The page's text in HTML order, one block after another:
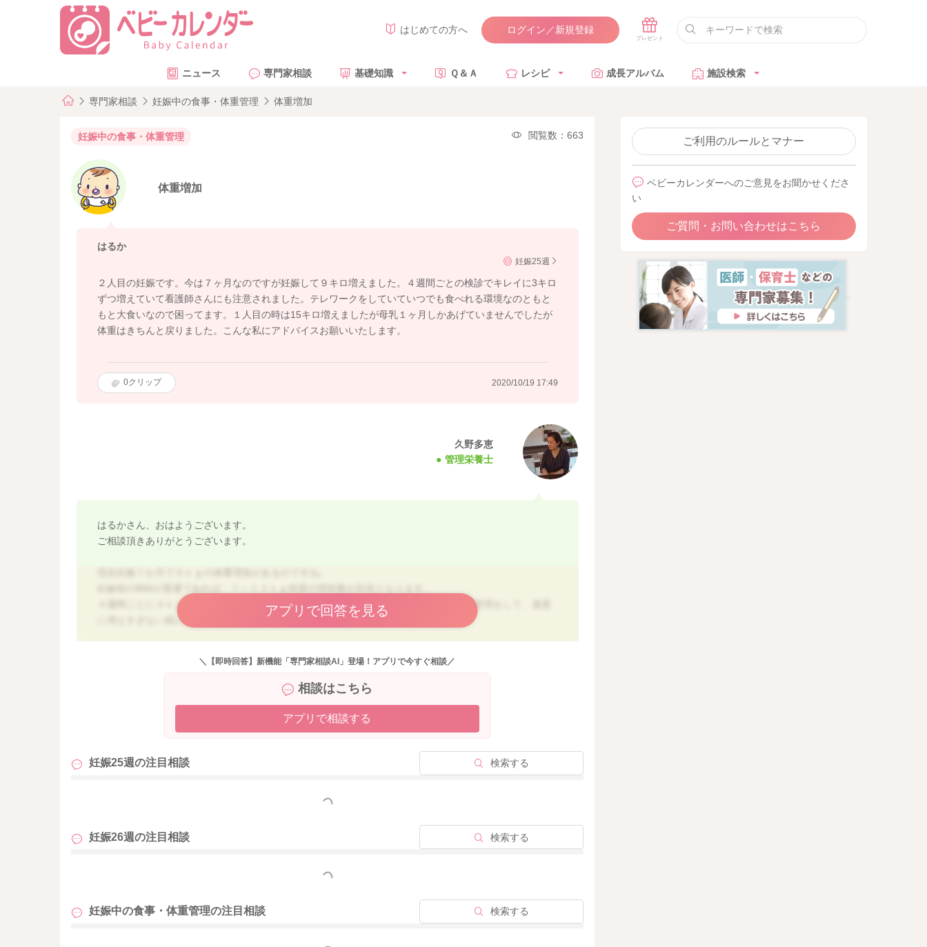
はじめての方へ ログイン／新規登録
ニュース 専門家相談 基礎知識 Ｑ＆Ａ レシピ 成長アルバム 施設検索
専門家相談 妊娠中の食事・体重管理 体重増加
妊娠中の食事・体重管理 閲覧数：663
体重増加
はるか
妊娠25週
２人目の妊娠です。今は７ヶ月なのですが妊娠して９キロ増えました。４週間ごとの検診でキレイに3キロ
ずつ増えていて看護師さんにも注意されました。テレワークをしていていつでも食べれる環境なのともと
もと大食いなので困ってます。１人目の時は15キロ増えましたが母乳１ヶ月しかあげていませんでしたが
体重はきちんと戻りました。こんな私にアドバイスお願いいたします。
0クリップ 2020/10/19 17:49
久野多恵
管理栄養士
はるかさん、おはようございます。
ご相談頂きありがとうございます。
４週間ごとに３ｋｇ増えているというのは少しペースが速いように思いますので、食事管理をして、過度
に増えすぎない様に注意していきましょう。
うな事を考えていきましょう。
妊娠中の食事管理は以下を参考にして下さい。
産院から何も具体的な指示が出ていない様であれば、まずは●食事のバランス ●間食の内容 ●食事の時
間 ●夕食の食事量 ●食物繊維の量を見直していきましょう。
●食事のバランス
１日３食、主食・主菜・副菜を揃えて栄養バランスを整える事は生涯において大切なことです。バランス
を食べたくなるという事にも繋がります。 主食は、玄米や雑穀米にして腹持ちを良くして、食物繊維を
多く摂る意識をされるのも良いと思います。
な内容を考えていきましょう。 果物やきな粉ヨーグルトやフルーツグラノーラヨーグルトかけ、小豆寒
アプリで回答を見る
＼【即時回答】新機能「専門家相談AI」登場！アプリで今すぐ相談／
相談はこちら
アプリで相談する
妊娠25週の注目相談 検索する
もっと見る
妊娠26週の注目相談 検索する
もっと見る
妊娠中の食事・体重管理の注目相談 検索する
ご利用のルールとマナー
ベビーカレンダーへのご意見をお聞かせくださ
い
ご質問・お問い合わせはこちら